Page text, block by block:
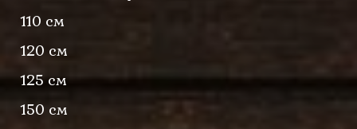
110 см
120 см
125 см
150 см